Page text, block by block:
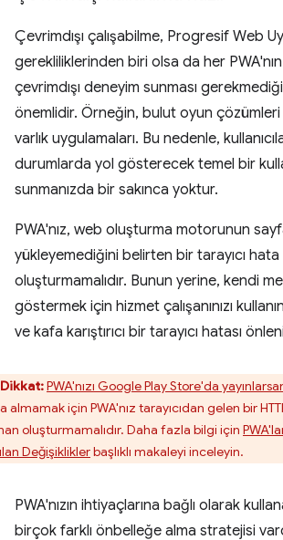
Çevrimdışı çalışabilme, Progresif Web
gerekliliklerinden biri olsa da her
çevrimdışı deneyim sunması
önemlidir. Örneğin, bulut oyun
varlık uygulamaları. Bu nedenle,
durumlarda yol gösterecek temel bir
sunmanızda bir sakınca yoktur.
PWA'nız, web oluşturma motorunun
yükleyemediğini belirten bir tarayıcı hata
oluşturmamalıdır. Bunun yerine, kendi
göstermek için hizmet çalışanınızı
ve kafa karıştırıcı bir tarayıcı hatası
Dikkat:PWA'nızı Google Play Store'da
almamak için PWA'nız tarayıcıdan gelen bir
oluşturmamalıdır. Daha fazla bilgi için
Değişikliklerbaşlıklı makaleyi inceleyin.
PWA'nızın ihtiyaçlarına bağlı olarak
birçok farklı önbelleğe alma stratejisi